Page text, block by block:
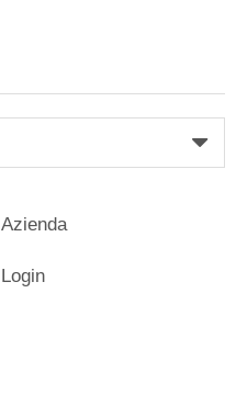
Azienda
Login